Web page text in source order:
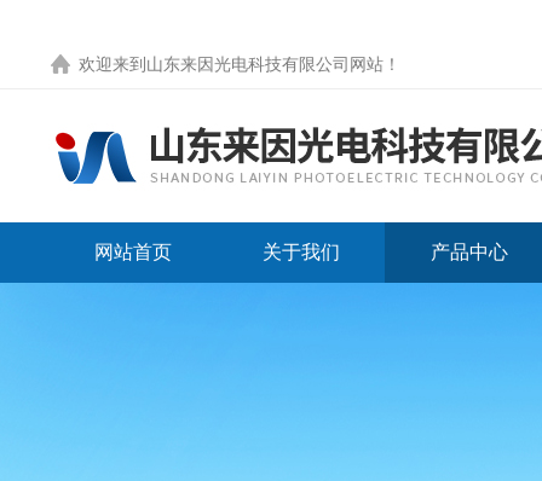
欢迎来到 山东来因光电科技有限公司网站 ！
网站首页 关于我们 产品中心